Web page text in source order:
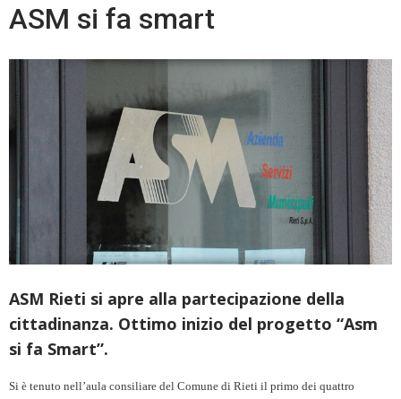
ASM si fa smart
ASM Rieti si apre alla partecipazione della
cittadinanza. Ottimo inizio del progetto “Asm
si fa Smart”.
Si è tenuto nell’aula consiliare del Comune di Rieti il primo dei quattro